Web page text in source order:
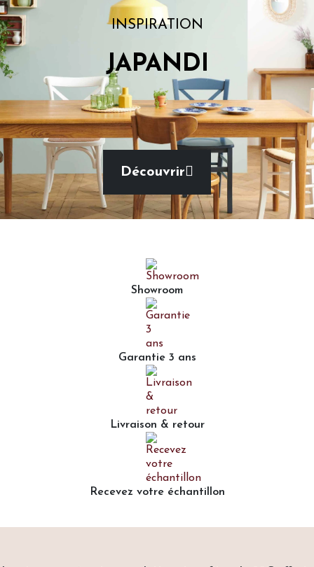
INSPIRATION
JAPANDI
Découvrir
Showroom
Garantie 3 ans
Livraison & retour
Recevez votre échantillon